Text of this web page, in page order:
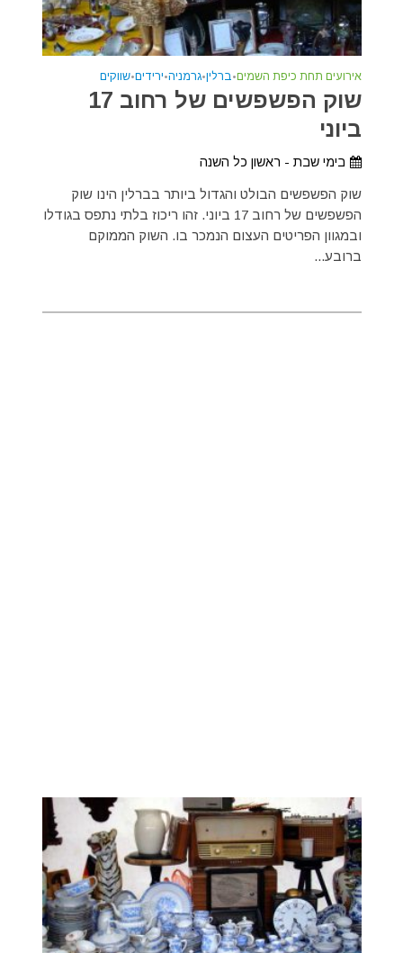
אירועים תחת כיפת השמים•ברלין•גרמניה•ירידים•שווקים
שוק הפשפשים של רחוב 17
ביוני
בימי שבת - ראשון כל השנה
שוק הפשפשים הבולט והגדול ביותר בברלין הינו שוק
הפשפשים של רחוב 17 ביוני. זהו ריכוז בלתי נתפס בגודלו
ובמגוון הפריטים העצום הנמכר בו. השוק הממוקם
ברובע...